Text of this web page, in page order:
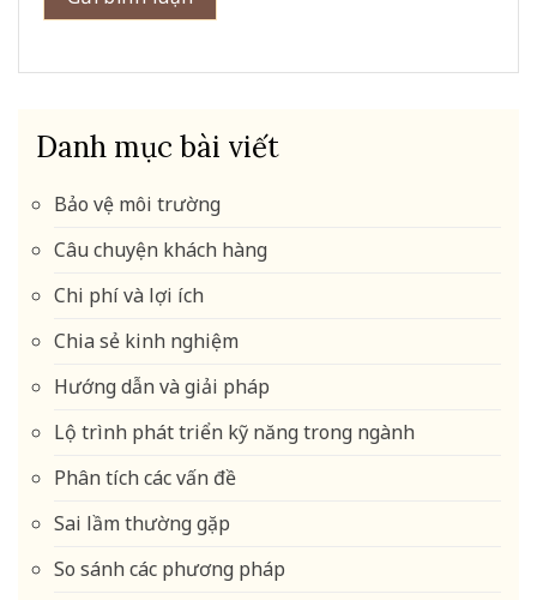
Danh mục bài viết
Bảo vệ môi trường
Câu chuyện khách hàng
Chi phí và lợi ích
Chia sẻ kinh nghiệm
Hướng dẫn và giải pháp
Lộ trình phát triển kỹ năng trong ngành
Phân tích các vấn đề
Sai lầm thường gặp
So sánh các phương pháp